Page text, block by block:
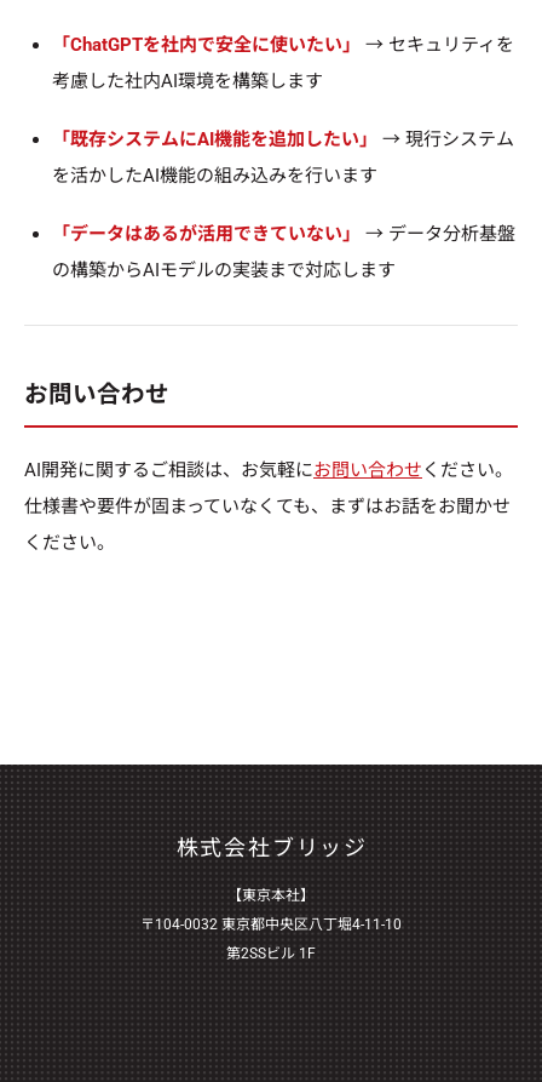
「ChatGPTを社内で安全に使いたい」
→ セキュリティを
考慮した社内AI環境を構築します
「既存システムにAI機能を追加したい」
→ 現行システム
を活かしたAI機能の組み込みを行います
「データはあるが活用できていない」
→ データ分析基盤
の構築からAIモデルの実装まで対応します
お問い合わせ
AI開発に関するご相談は、お気軽にお問い合わせ ください。
仕様書や要件が固まっていなくても、まずはお話をお聞かせ
ください。
株式会社ブリッジ
【東京本社】
〒104-0032 東京都中央区八丁堀4-11-10
第2SSビル 1F